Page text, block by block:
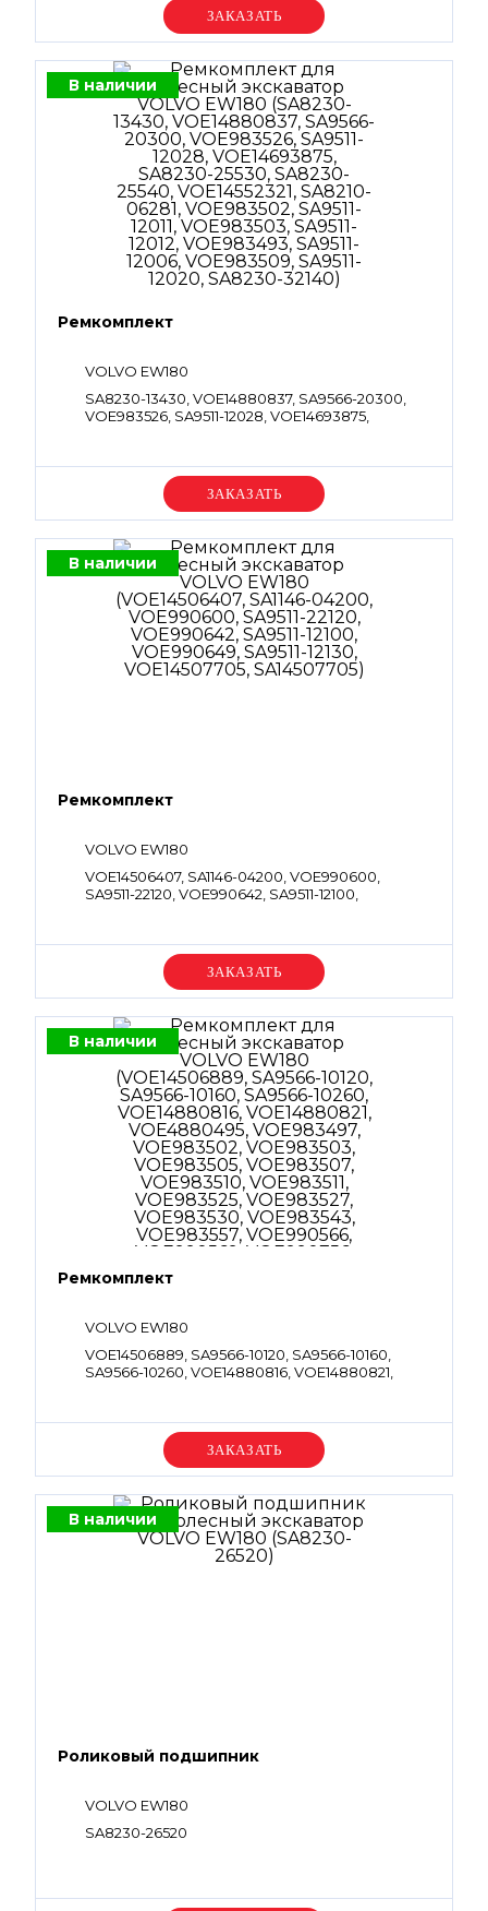
Уточняйте цену
В наличии
Ремкомплект
VOLVO EW180
SA8230-13430, VOE14880837, SA9566-20300,
VOE983526, SA9511-12028, VOE14693875,
VOE983503, SA9511-12012, VOE983493, SA9511-
12006, VOE983509, SA9511-12020, SA8230-32140
Уточняйте цену
В наличии
Ремкомплект
VOLVO EW180
VOE14506407, SA1146-04200, VOE990600,
SA9511-22120, VOE990642, SA9511-12100,
Уточняйте цену
В наличии
Ремкомплект
VOLVO EW180
VOE14506889, SA9566-10120, SA9566-10160,
SA9566-10260, VOE14880816, VOE14880821,
VOE983510, VOE983511, VOE983525, VOE983527,
VOE983530, VOE983543, VOE983557,
VOE990566, VOE990569, VOE990756,
VOE993323, VOE932042
Уточняйте цену
В наличии
Роликовый подшипник
VOLVO EW180
SA8230-26520